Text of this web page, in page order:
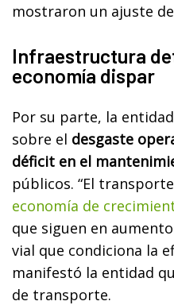
mostraron un ajuste
Infraestructura
economía dispar
Por su parte, la
sobre el desgaste
déficit en el
públicos. “El
economía de
que siguen en
vial que condiciona la
manifestó la entidad
de transporte.